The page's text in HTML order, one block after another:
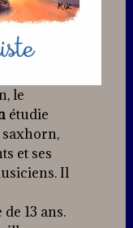
le
étudie
saxhorn,
et ses
Il
13 ans.